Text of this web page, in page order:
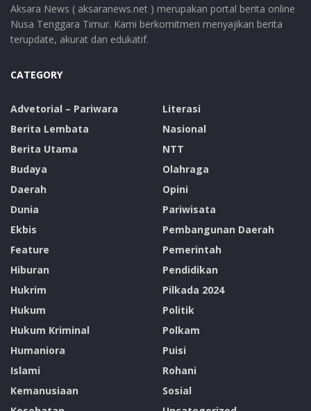
Aksara News ( aksaranews.net ) merupakan portal berita online
Nusa Tenggara Timur. Kami berkomitmen menyajikan berita
terupdate, akurat dan edukatif.
CATEGORY
Advetorial – Pariwara
Berita Lembata
Berita Utama
Budaya
Daerah
Dunia
Ekbis
Feature
Hiburan
Hukrim
Hukum
Hukum Kriminal
Humaniora
Islami
Kemanusiaan
Literasi
Nasional
NTT
Olahraga
Opini
Pariwisata
Pembangunan Daerah
Pemerintah
Pendidikan
Pilkada 2024
Politik
Polkam
Puisi
Rohani
Sosial